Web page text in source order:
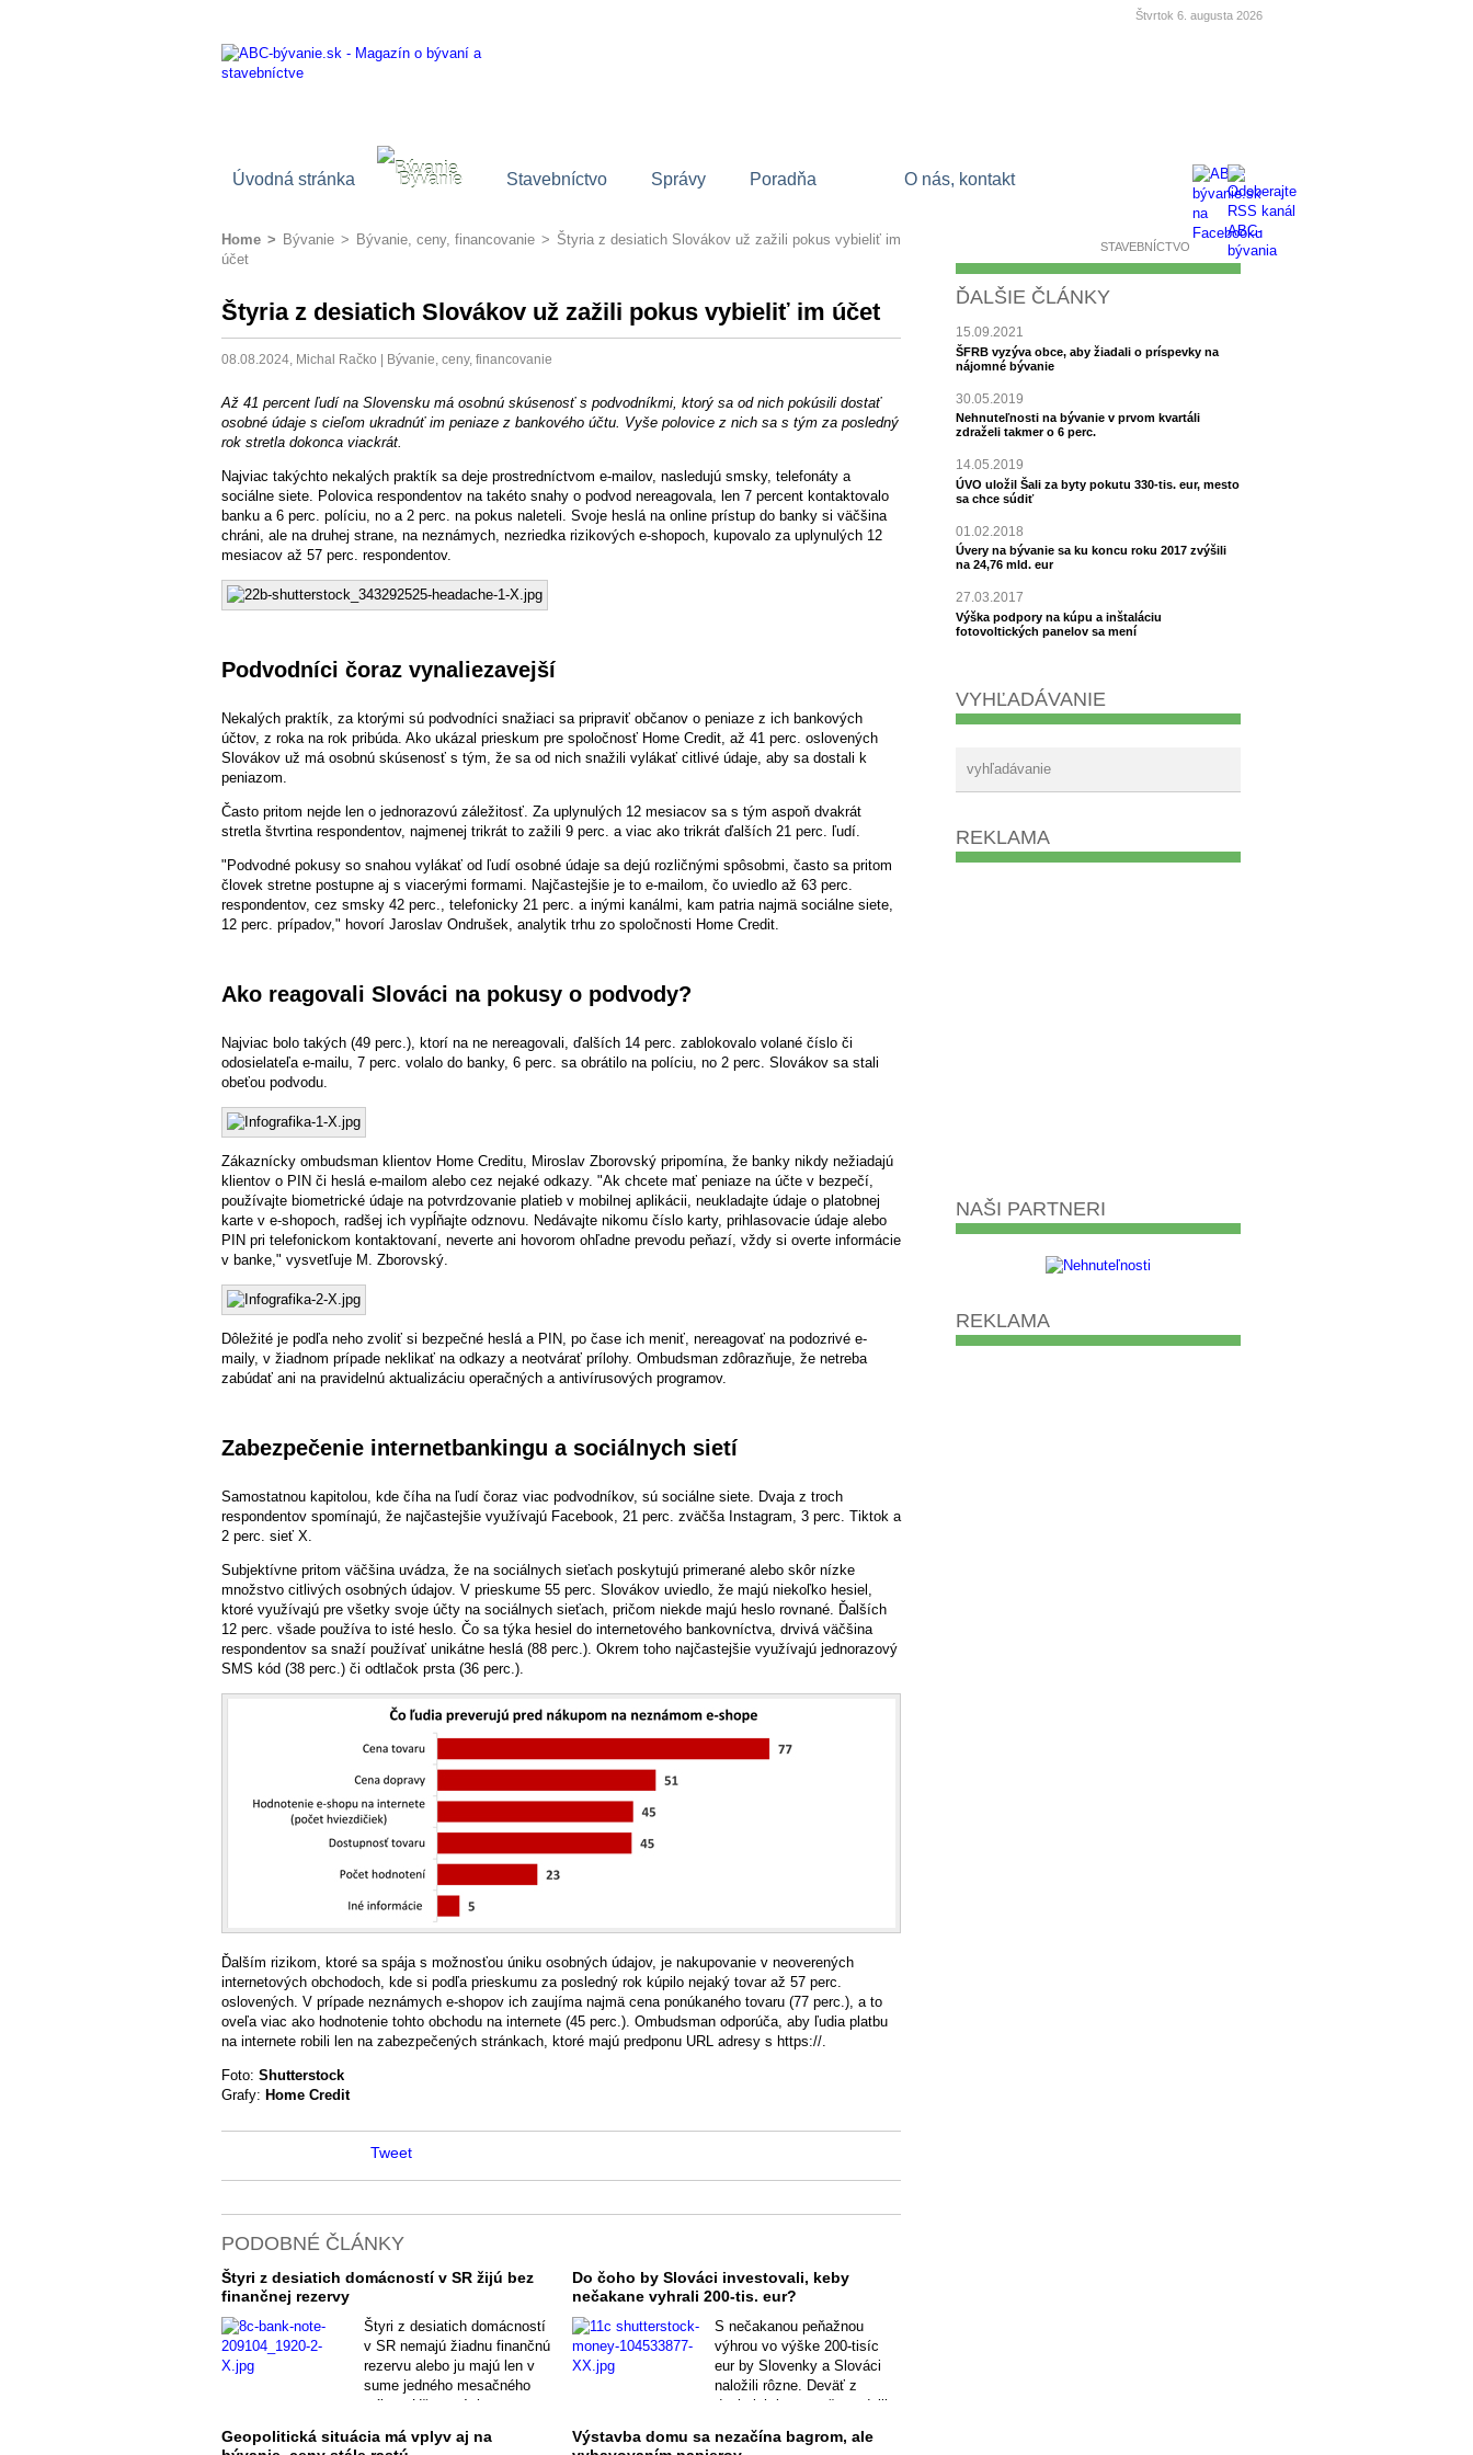
Úvodná stránka Bývanie Stavebníctvo Správy Poradňa O nás, kontakt
Štvrtok 6. augusta 2026
Home > Bývanie > Bývanie, ceny, financovanie > Štyria z desiatich Slovákov už zažili pokus vybieliť im
účet
Štyria z desiatich Slovákov už zažili pokus vybieliť im účet
08.08.2024, Michal Račko | Bývanie, ceny, financovanie
Až 41 percent ľudí na Slovensku má osobnú skúsenosť s podvodníkmi, ktorý sa od nich pokúsili dostať
osobné údaje s cieľom ukradnúť im peniaze z bankového účtu. Vyše polovice z nich sa s tým za posledný
rok stretla dokonca viackrát.
Najviac takýchto nekalých praktík sa deje prostredníctvom e-mailov, nasledujú smsky, telefonáty a
sociálne siete. Polovica respondentov na takéto snahy o podvod nereagovala, len 7 percent kontaktovalo
banku a 6 perc. políciu, no a 2 perc. na pokus naleteli. Svoje heslá na online prístup do banky si väčšina
chráni, ale na druhej strane, na neznámych, nezriedka rizikových e-shopoch, kupovalo za uplynulých 12
mesiacov až 57 perc. respondentov.
Podvodníci čoraz vynaliezavejší
Nekalých praktík, za ktorými sú podvodníci snažiaci sa pripraviť občanov o peniaze z ich bankových
účtov, z roka na rok pribúda. Ako ukázal prieskum pre spoločnosť Home Credit, až 41 perc. oslovených
Slovákov už má osobnú skúsenosť s tým, že sa od nich snažili vylákať citlivé údaje, aby sa dostali k
peniazom.
Často pritom nejde len o jednorazovú záležitosť. Za uplynulých 12 mesiacov sa s tým aspoň dvakrát
stretla štvrtina respondentov, najmenej trikrát to zažili 9 perc. a viac ako trikrát ďalších 21 perc. ľudí.
"Podvodné pokusy so snahou vylákať od ľudí osobné údaje sa dejú rozličnými spôsobmi, často sa pritom
človek stretne postupne aj s viacerými formami. Najčastejšie je to e-mailom, čo uviedlo až 63 perc.
respondentov, cez smsky 42 perc., telefonicky 21 perc. a inými kanálmi, kam patria najmä sociálne siete,
12 perc. prípadov," hovorí Jaroslav Ondrušek, analytik trhu zo spoločnosti Home Credit.
Ako reagovali Slováci na pokusy o podvody?
Najviac bolo takých (49 perc.), ktorí na ne nereagovali, ďalších 14 perc. zablokovalo volané číslo či
odosielateľa e-mailu, 7 perc. volalo do banky, 6 perc. sa obrátilo na políciu, no 2 perc. Slovákov sa stali
obeťou podvodu.
Zákaznícky ombudsman klientov Home Creditu, Miroslav Zborovský pripomína, že banky nikdy nežiadajú
klientov o PIN či heslá e-mailom alebo cez nejaké odkazy. "Ak chcete mať peniaze na účte v bezpečí,
používajte biometrické údaje na potvrdzovanie platieb v mobilnej aplikácii, neukladajte údaje o platobnej
karte v e-shopoch, radšej ich vypĺňajte odznovu. Nedávajte nikomu číslo karty, prihlasovacie údaje alebo
PIN pri telefonickom kontaktovaní, neverte ani hovorom ohľadne prevodu peňazí, vždy si overte informácie
v banke," vysvetľuje M. Zborovský.
Dôležité je podľa neho zvoliť si bezpečné heslá a PIN, po čase ich meniť, nereagovať na podozrivé e-
maily, v žiadnom prípade neklikať na odkazy a neotvárať prílohy. Ombudsman zdôrazňuje, že netreba
zabúdať ani na pravidelnú aktualizáciu operačných a antivírusových programov.
Zabezpečenie internetbankingu a sociálnych sietí
Samostatnou kapitolou, kde číha na ľudí čoraz viac podvodníkov, sú sociálne siete. Dvaja z troch
respondentov spomínajú, že najčastejšie využívajú Facebook, 21 perc. zväčša Instagram, 3 perc. Tiktok a
2 perc. sieť X.
Subjektívne pritom väčšina uvádza, že na sociálnych sieťach poskytujú primerané alebo skôr nízke
množstvo citlivých osobných údajov. V prieskume 55 perc. Slovákov uviedlo, že majú niekoľko hesiel,
ktoré využívajú pre všetky svoje účty na sociálnych sieťach, pričom niekde majú heslo rovnané. Ďalších
12 perc. všade používa to isté heslo. Čo sa týka hesiel do internetového bankovníctva, drvivá väčšina
respondentov sa snaží používať unikátne heslá (88 perc.). Okrem toho najčastejšie využívajú jednorazový
SMS kód (38 perc.) či odtlačok prsta (36 perc.).
Ďalším rizikom, ktoré sa spája s možnosťou úniku osobných údajov, je nakupovanie v neoverených
internetových obchodoch, kde si podľa prieskumu za posledný rok kúpilo nejaký tovar až 57 perc.
oslovených. V prípade neznámych e-shopov ich zaujíma najmä cena ponúkaného tovaru (77 perc.), a to
oveľa viac ako hodnotenie tohto obchodu na internete (45 perc.). Ombudsman odporúča, aby ľudia platbu
na internete robili len na zabezpečených stránkach, ktoré majú predponu URL adresy s https://.
Foto: Shutterstock
Grafy: Home Credit
Tweet
PODOBNÉ ČLÁNKY
Štyri z desiatich domácností v SR žijú bez
finančnej rezervy
Štyri z desiatich domácností
v SR nemajú žiadnu finančnú
rezervu alebo ju majú len v
sume jedného mesačného
príjmu. Ušetrených
platov má k dispozícii 27
Do čoho by Slováci investovali, keby
nečakane vyhrali 200-tis. eur?
S nečakanou peňažnou
výhrou vo výške 200-tisíc
eur by Slovenky a Slováci
naložili rôzne. Deväť z
desiatich by sa o ňu podelilo,
maximálne 10 percent.
Geopolitická situácia má vplyv aj na
Výstavba domu sa nezačína bagrom, ale
ĎALŠIE ČLÁNKY
15.09.2021
ŠFRB vyzýva obce, aby žiadali o príspevky na
nájomné bývanie
30.05.2019
Nehnuteľnosti na bývanie v prvom kvartáli
zdraželi takmer o 6 perc.
14.05.2019
ÚVO uložil Šali za byty pokutu 330-tis. eur, mesto
sa chce súdiť
01.02.2018
Úvery na bývanie sa ku koncu roku 2017 zvýšili
na 24,76 mld. eur
27.03.2017
Výška podpory na kúpu a inštaláciu
fotovoltických panelov sa mení
STAVEBNÍCTVO
VYHĽADÁVANIE
REKLAMA
NAŠI PARTNERI
REKLAMA